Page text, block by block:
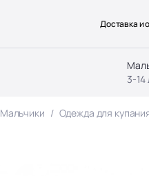
3-14
Доставка и
Мальчики Одежда для